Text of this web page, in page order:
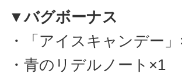
▼バグボーナス
・「アイスキャンデー
・青のリデルノート×1